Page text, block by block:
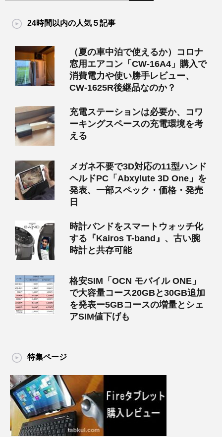
24時間以内の人気５記事
（夏の車中泊で使えるか）コロナ
窓用エアコン「CW-16A4」購入で
消費電力や使い勝手レビュー、
CW-1625R後継品なのか？
充電ステーションは必要か、コワ
ーキングスペースの充電環境を考
える
メガネ不要で3D対応の11型ハンド
ヘルドPC「Abxylute 3D One」を
発表、一部スペック・価格・発売
日
時計バンドをスマートウォッチ化
する『Kairos T-band』、古い腕
時計と共存可能
格安SIM「OCN モバイル ONE」
で大容量コース20GBと30GB追加
を発表ー5GBコースの増量とシェ
アSIM値下げも
特集ページ